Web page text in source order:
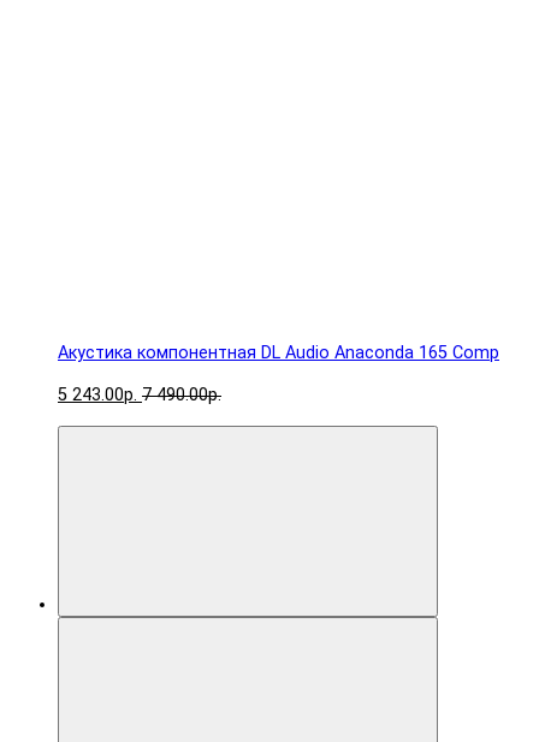
Акустика компонентная DL Audio Anaconda 165 Comp
5 243.00р. 7 490.00р.